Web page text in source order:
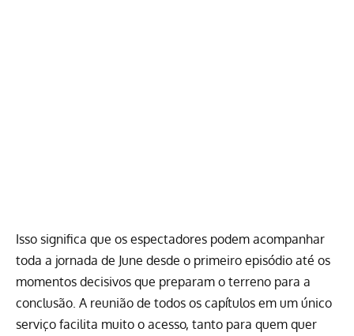
Isso significa que os espectadores podem acompanhar
toda a jornada de June desde o primeiro episódio até os
momentos decisivos que preparam o terreno para a
conclusão. A reunião de todos os capítulos em um único
serviço facilita muito o acesso, tanto para quem quer